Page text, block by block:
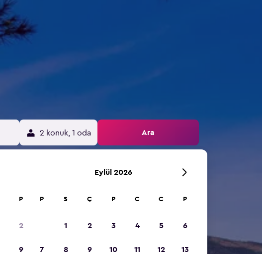
2 konuk, 1 oda Ara
P
2
9
Eylül 2026
P S Ç P C C P
1 2 3 4 5 6
7 8 9 10 11 12 13